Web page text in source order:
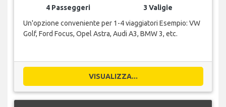
4 Passeggeri
3 Valigie
Un'opzione conveniente per 1-4 viaggiatori Esempio: VW
Golf, Ford Focus, Opel Astra, Audi A3, BMW 3, etc.
VISUALIZZA...